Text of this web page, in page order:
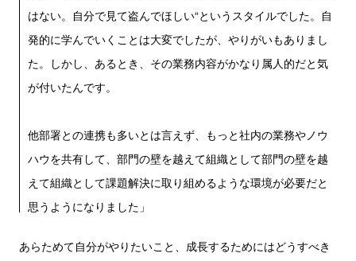
はない。自分で見て盗んでほしい“というスタイルでした。自
発的に学んでいくことは大変でしたが、やりがいもありまし
た。しかし、あるとき、その業務内容がかなり属人的だと気
が付いたんです。
他部署との連携も多いとは言えず、もっと社内の業務やノウ
ハウを共有して、部門の壁を越えて組織として部門の壁を越
えて組織として課題解決に取り組めるような環境が必要だと
思うようになりました」
あらためて自分がやりたいこと、成長するためにはどうすべき